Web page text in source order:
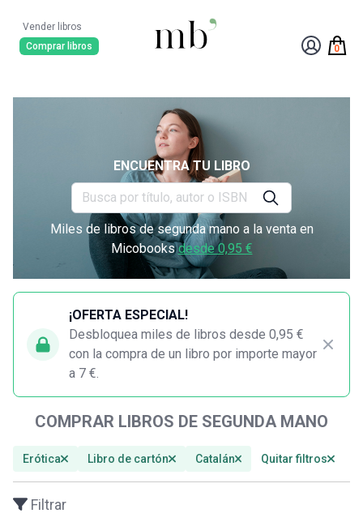
Vender libros
Comprar libros
0
ENCUENTRA TU LIBRO
Miles de libros de segunda mano a la venta en
Micobooksdesde 0,95 €
¡OFERTA ESPECIAL!
Desbloquea miles de libros desde 0,95 €
con la compra de un libro por importe mayor
a 7 €.
COMPRAR LIBROS DE SEGUNDA MANO
Erótica Libro de cartón Catalán Quitar filtros
Filtrar